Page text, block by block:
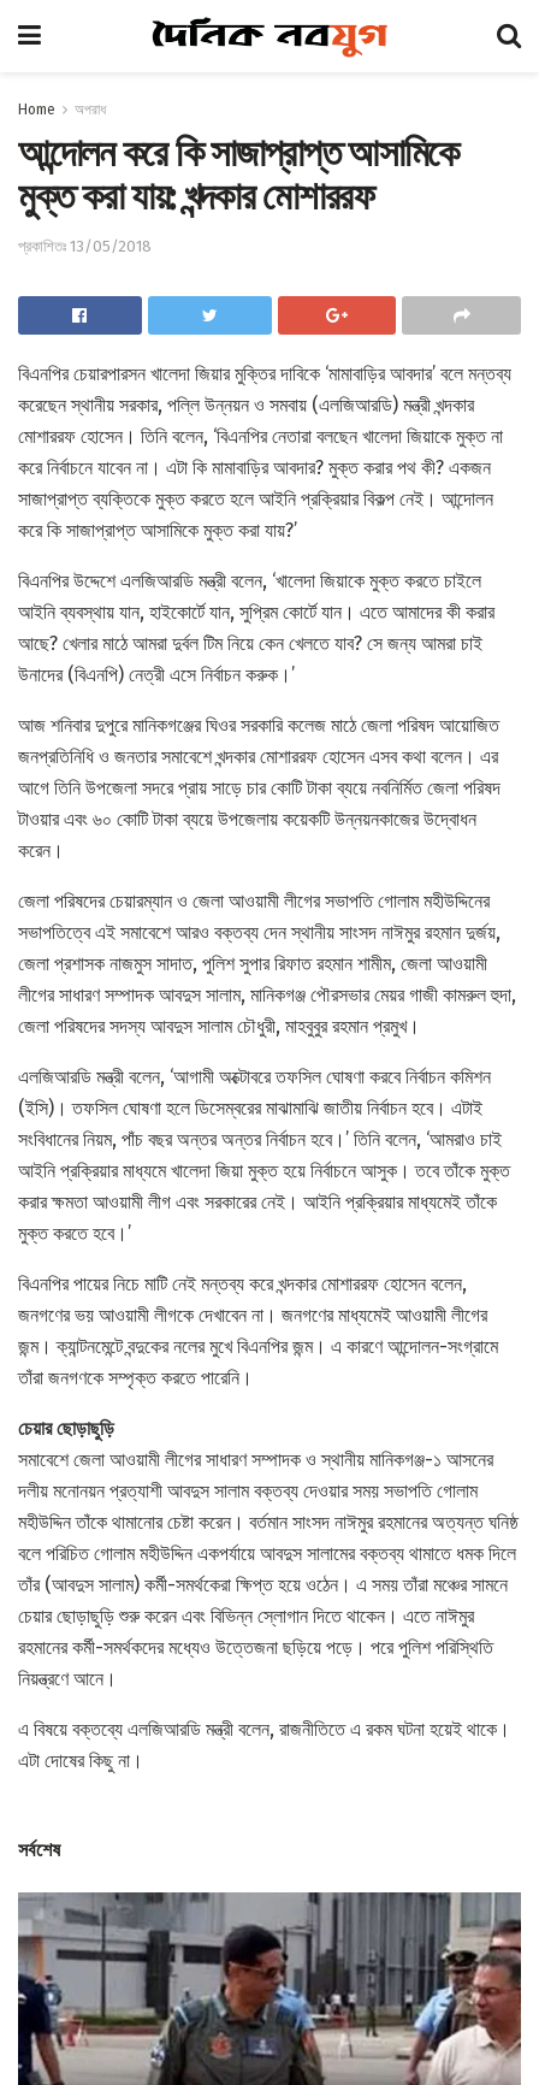
Home অপরাধ
আন্দোলন করে কি সাজাপ্রাপ্ত আসামিকে
মুক্ত করা যায়: খন্দকার মোশাররফ
প্রকাশিতঃ 13/05/2018
বিএনপির চেয়ারপারসন খালেদা জিয়ার মুক্তির দাবিকে ‘মামাবাড়ির আবদার’ বলে মন্তব্য
করেছেন স্থানীয় সরকার, পল্লি উন্নয়ন ও সমবায় (এলজিআরডি) মন্ত্রী খন্দকার
মোশাররফ হোসেন। তিনি বলেন, ‘বিএনপির নেতারা বলছেন খালেদা জিয়াকে মুক্ত না
করে নির্বাচনে যাবেন না। এটা কি মামাবাড়ির আবদার? মুক্ত করার পথ কী? একজন
সাজাপ্রাপ্ত ব্যক্তিকে মুক্ত করতে হলে আইনি প্রক্রিয়ার বিকল্প নেই। আন্দোলন
করে কি সাজাপ্রাপ্ত আসামিকে মুক্ত করা যায়?’
বিএনপির উদ্দেশে এলজিআরডি মন্ত্রী বলেন, ‘খালেদা জিয়াকে মুক্ত করতে চাইলে
আইনি ব্যবস্থায় যান, হাইকোর্টে যান, সুপ্রিম কোর্টে যান। এতে আমাদের কী করার
আছে? খেলার মাঠে আমরা দুর্বল টিম নিয়ে কেন খেলতে যাব? সে জন্য আমরা চাই
উনাদের (বিএনপি) নেত্রী এসে নির্বাচন করুক।’
আজ শনিবার দুপুরে মানিকগঞ্জের ঘিওর সরকারি কলেজ মাঠে জেলা পরিষদ আয়োজিত
জনপ্রতিনিধি ও জনতার সমাবেশে খন্দকার মোশাররফ হোসেন এসব কথা বলেন। এর
আগে তিনি উপজেলা সদরে প্রায় সাড়ে চার কোটি টাকা ব্যয়ে নবনির্মিত জেলা পরিষদ
টাওয়ার এবং ৬০ কোটি টাকা ব্যয়ে উপজেলায় কয়েকটি উন্নয়নকাজের উদ্বোধন
করেন।
জেলা পরিষদের চেয়ারম্যান ও জেলা আওয়ামী লীগের সভাপতি গোলাম মহীউদ্দিনের
সভাপতিত্বে এই সমাবেশে আরও বক্তব্য দেন স্থানীয় সাংসদ নাঈমুর রহমান দুর্জয়,
জেলা প্রশাসক নাজমুস সাদাত, পুলিশ সুপার রিফাত রহমান শামীম, জেলা আওয়ামী
লীগের সাধারণ সম্পাদক আবদুস সালাম, মানিকগঞ্জ পৌরসভার মেয়র গাজী কামরুল হুদা,
জেলা পরিষদের সদস্য আবদুস সালাম চৌধুরী, মাহবুবুর রহমান প্রমুখ।
এলজিআরডি মন্ত্রী বলেন, ‘আগামী অক্টোবরে তফসিল ঘোষণা করবে নির্বাচন কমিশন
(ইসি)। তফসিল ঘোষণা হলে ডিসেম্বরের মাঝামাঝি জাতীয় নির্বাচন হবে। এটাই
সংবিধানের নিয়ম, পাঁচ বছর অন্তর অন্তর নির্বাচন হবে।’ তিনি বলেন, ‘আমরাও চাই
আইনি প্রক্রিয়ার মাধ্যমে খালেদা জিয়া মুক্ত হয়ে নির্বাচনে আসুক। তবে তাঁকে মুক্ত
করার ক্ষমতা আওয়ামী লীগ এবং সরকারের নেই। আইনি প্রক্রিয়ার মাধ্যমেই তাঁকে
মুক্ত করতে হবে।’
বিএনপির পায়ের নিচে মাটি নেই মন্তব্য করে খন্দকার মোশাররফ হোসেন বলেন,
জনগণের ভয় আওয়ামী লীগকে দেখাবেন না। জনগণের মাধ্যমেই আওয়ামী লীগের
জন্ম। ক্যান্টনমেন্টে বন্দুকের নলের মুখে বিএনপির জন্ম। এ কারণে আন্দোলন-সংগ্রামে
তাঁরা জনগণকে সম্পৃক্ত করতে পারেনি।
চেয়ার ছোড়াছুড়ি
সমাবেশে জেলা আওয়ামী লীগের সাধারণ সম্পাদক ও স্থানীয় মানিকগঞ্জ-১ আসনের
দলীয় মনোনয়ন প্রত্যাশী আবদুস সালাম বক্তব্য দেওয়ার সময় সভাপতি গোলাম
মহীউদ্দিন তাঁকে থামানোর চেষ্টা করেন। বর্তমান সাংসদ নাঈমুর রহমানের অত্যন্ত ঘনিষ্ঠ
বলে পরিচিত গোলাম মহীউদ্দিন একপর্যায়ে আবদুস সালামের বক্তব্য থামাতে ধমক দিলে
তাঁর (আবদুস সালাম) কর্মী-সমর্থকেরা ক্ষিপ্ত হয়ে ওঠেন। এ সময় তাঁরা মঞ্চের সামনে
চেয়ার ছোড়াছুড়ি শুরু করেন এবং বিভিন্ন স্লোগান দিতে থাকেন। এতে নাঈমুর
রহমানের কর্মী-সমর্থকদের মধ্যেও উত্তেজনা ছড়িয়ে পড়ে। পরে পুলিশ পরিস্থিতি
নিয়ন্ত্রণে আনে।
এ বিষয়ে বক্তব্যে এলজিআরডি মন্ত্রী বলেন, রাজনীতিতে এ রকম ঘটনা হয়েই থাকে।
এটা দোষের কিছু না।
সর্বশেষ